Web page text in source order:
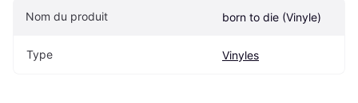
Nom du produit born to die (Vinyle)
Type Vinyles